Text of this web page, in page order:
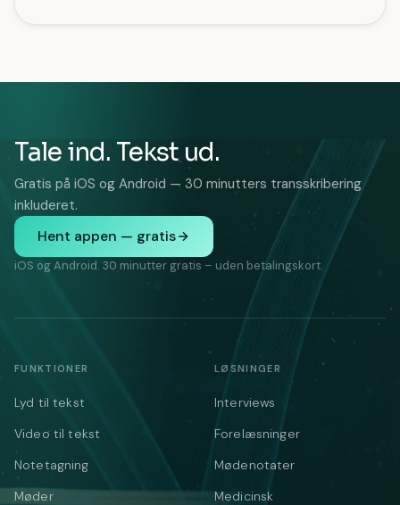
Tale ind. Tekst ud.
Gratis på iOS og Android — 30 minutters transskribering
inkluderet.
Hent appen — gratis
iOS og Android. 30 minutter gratis – uden betalingskort.
FUNKTIONER
Lyd til tekst
Video til tekst
Notetagning
Møder
LØSNINGER
Interviews
Forelæsninger
Mødenotater
Medicinsk